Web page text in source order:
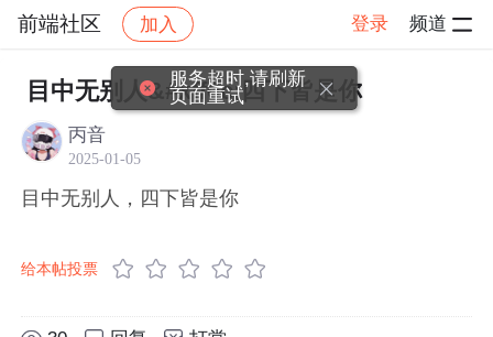
前端社区 加入 登录 频道
社区 前端社区 感慨 帖子详情
目中无别人&#xff0c;四下皆是你
丙音
2025-01-05
目中无别人，四下皆是你
给本帖投票
服务超时,请刷新
页面重试